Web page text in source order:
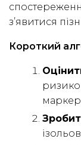
з’явитися
Короткий